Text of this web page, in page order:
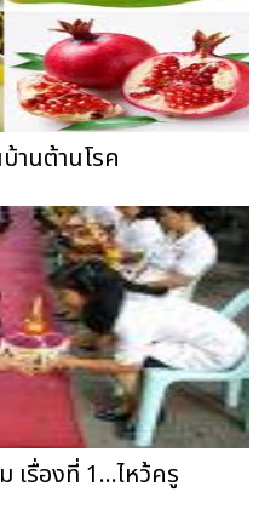
านต้านโรค
เรื่องที่ 1...ไหว้ครู